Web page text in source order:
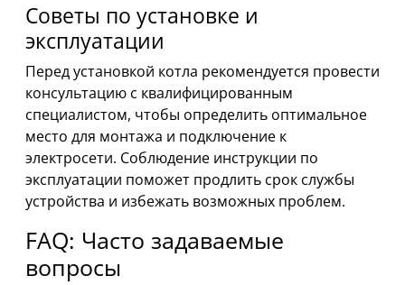
Советы по установке и
эксплуатации
Перед установкой котла рекомендуется провести
консультацию с квалифицированным
специалистом, чтобы определить оптимальное
место для монтажа и подключение к
электросети. Соблюдение инструкции по
эксплуатации поможет продлить срок службы
устройства и избежать возможных проблем.
FAQ: Часто задаваемые
вопросы